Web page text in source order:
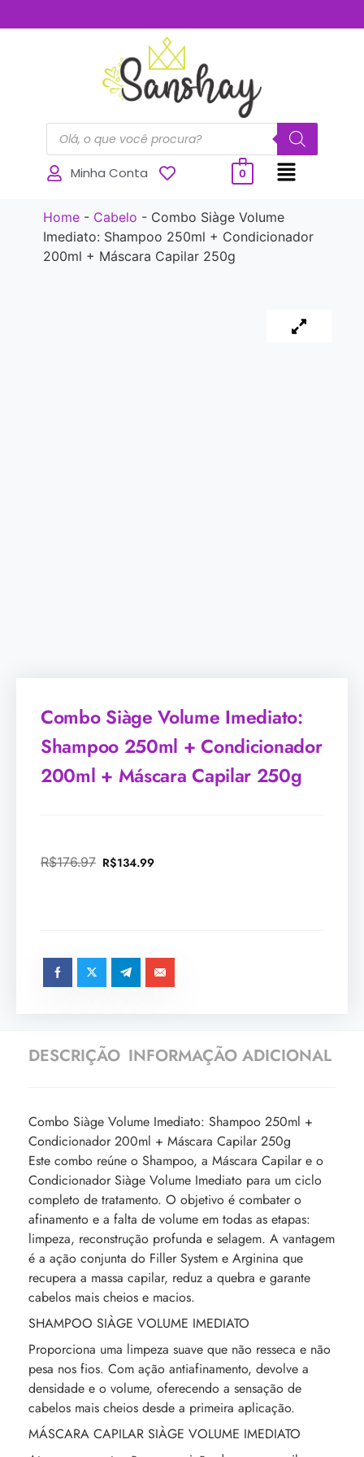
Minha Conta 0
Home- Cabelo - Combo Siàge Volume
Imediato: Shampoo 250ml + Condicionador
200ml + Máscara Capilar 250g
Combo Siàge Volume Imediato:
Shampoo 250ml + Condicionador
200ml + Máscara Capilar 250g
R$176.97 R$134.99
DESCRIÇÃO INFORMAÇÃO ADICIONAL
Combo Siàge Volume Imediato: Shampoo 250ml +
Condicionador 200ml + Máscara Capilar 250g
Este combo reúne o Shampoo, a Máscara Capilar e o
Condicionador Siàge Volume Imediato para um ciclo
completo de tratamento. O objetivo é combater o
afinamento e a falta de volume em todas as etapas:
limpeza, reconstrução profunda e selagem. A vantagem
é a ação conjunta do Filler System e Arginina que
recupera a massa capilar, reduz a quebra e garante
cabelos mais cheios e macios.
SHAMPOO SIÀGE VOLUME IMEDIATO
Proporciona uma limpeza suave que não resseca e não
pesa nos fios. Com ação antiafinamento, devolve a
densidade e o volume, oferecendo a sensação de
cabelos mais cheios desde a primeira aplicação.
MÁSCARA CAPILAR SIÀGE VOLUME IMEDIATO